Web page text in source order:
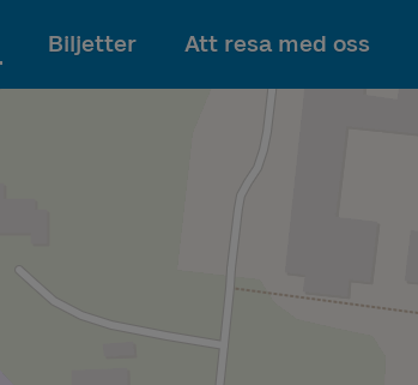
Till innehållet
Biljetter Att resa med oss